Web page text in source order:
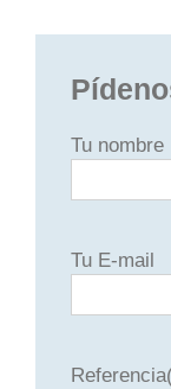
Tu nombre
Tu E-mail